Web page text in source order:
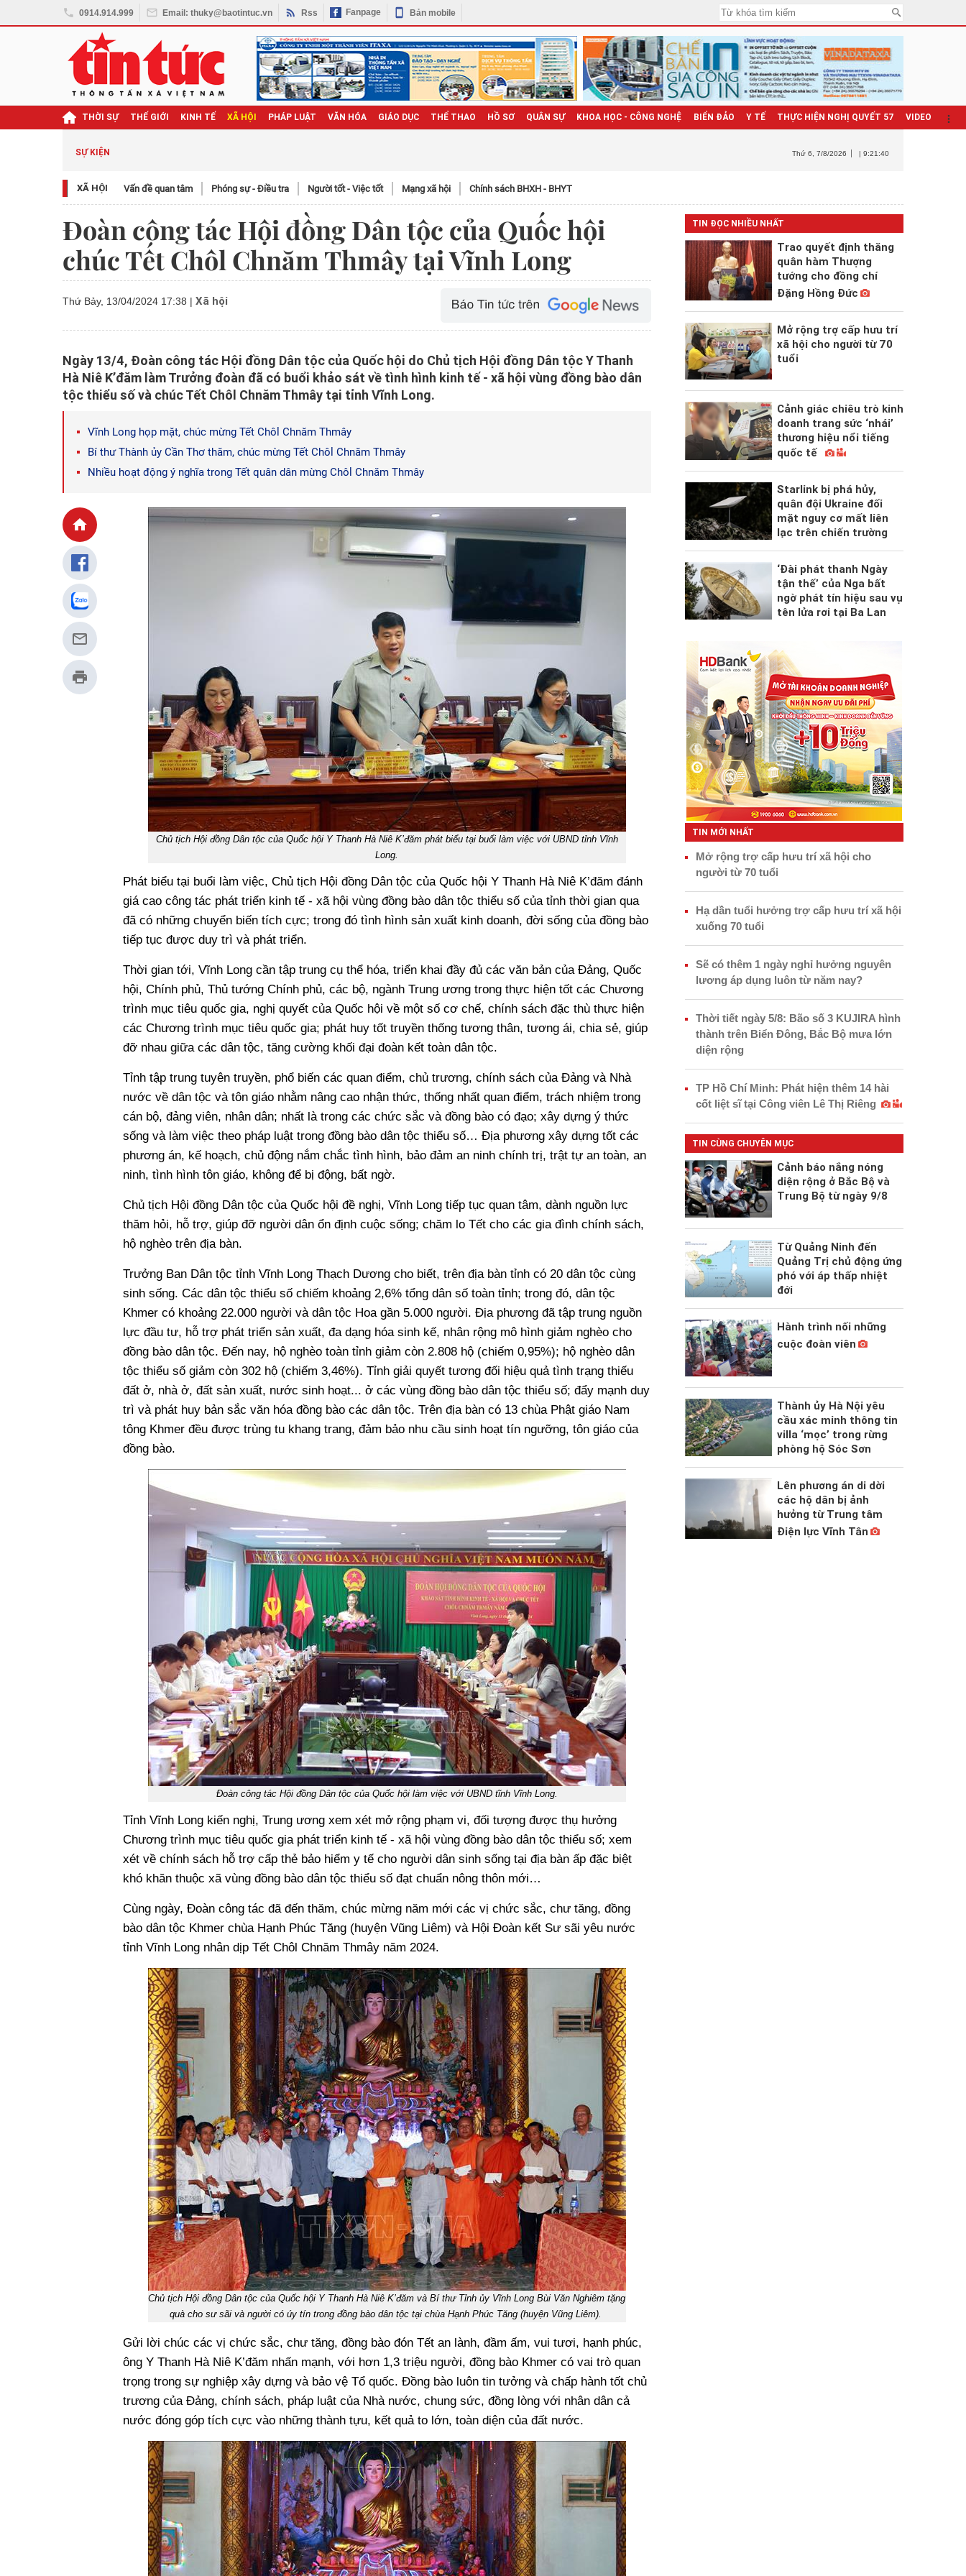
0914.914.999 Email: thuky@baotintuc.vn Rss Fanpage Bản mobile
THỜI SỰ THẾ GIỚI KINH TẾ XÃ HỘI PHÁP LUẬT VĂN HÓA GIÁO DỤC THỂ THAO HỒ SƠ QUÂN SỰ KHOA HỌC - CÔNG NGHỆ BIỂN ĐẢO Y TẾ THỰC HIỆN NGHỊ QUYẾT 57 VIDEO
SỰ KIỆN Thứ 6 , 7/8/2026 | 9:21:41
XÃ HỘI Vấn đề quan tâm Phóng sự - Điều tra Người tốt - Việc tốt Mạng xã hội Chính sách BHXH - BHYT
Đoàn công tác Hội đồng Dân tộc của Quốc hội
chúc Tết Chôl Chnăm Thmây tại Vĩnh Long
Thứ Bảy, 13/04/2024 17:38 | Xã hội
Ngày 13/4, Đoàn công tác Hội đồng Dân tộc của Quốc hội do Chủ tịch Hội đồng Dân tộc Y Thanh
Hà Niê K’đăm làm Trưởng đoàn đã có buổi khảo sát về tình hình kinh tế - xã hội vùng đồng bào dân
tộc thiểu số và chúc Tết Chôl Chnăm Thmây tại tỉnh Vĩnh Long.
Vĩnh Long họp mặt, chúc mừng Tết Chôl Chnăm Thmây
Bí thư Thành ủy Cần Thơ thăm, chúc mừng Tết Chôl Chnăm Thmây
Nhiều hoạt động ý nghĩa trong Tết quân dân mừng Chôl Chnăm Thmây
Chủ tịch Hội đồng Dân tộc của Quốc hội Y Thanh Hà Niê K’đăm phát biểu tại buổi làm việc với UBND tỉnh Vĩnh
Long.
Phát biểu tại buổi làm việc, Chủ tịch Hội đồng Dân tộc của Quốc hội Y Thanh Hà Niê K’đăm đánh
giá cao công tác phát triển kinh tế - xã hội vùng đồng bào dân tộc thiểu số của tỉnh thời gian qua
đã có những chuyển biến tích cực; trong đó tình hình sản xuất kinh doanh, đời sống của đồng bào
tiếp tục được duy trì và phát triển.
Thời gian tới, Vĩnh Long cần tập trung cụ thể hóa, triển khai đầy đủ các văn bản của Đảng, Quốc
hội, Chính phủ, Thủ tướng Chính phủ, các bộ, ngành Trung ương trong thực hiện tốt các Chương
trình mục tiêu quốc gia, nghị quyết của Quốc hội về một số cơ chế, chính sách đặc thù thực hiện
các Chương trình mục tiêu quốc gia; phát huy tốt truyền thống tương thân, tương ái, chia sẻ, giúp
đỡ nhau giữa các dân tộc, tăng cường khối đại đoàn kết toàn dân tộc.
Tỉnh tập trung tuyên truyền, phổ biến các quan điểm, chủ trương, chính sách của Đảng và Nhà
nước về dân tộc và tôn giáo nhằm nâng cao nhận thức, thống nhất quan điểm, trách nhiệm trong
cán bộ, đảng viên, nhân dân; nhất là trong các chức sắc và đồng bào có đạo; xây dựng ý thức
sống và làm việc theo pháp luật trong đồng bào dân tộc thiểu số… Địa phương xây dựng tốt các
phương án, kế hoạch, chủ động nắm chắc tình hình, bảo đảm an ninh chính trị, trật tự an toàn, an
ninh, tình hình tôn giáo, không để bị động, bất ngờ.
Chủ tịch Hội đồng Dân tộc của Quốc hội đề nghị, Vĩnh Long tiếp tục quan tâm, dành nguồn lực
thăm hỏi, hỗ trợ, giúp đỡ người dân ổn định cuộc sống; chăm lo Tết cho các gia đình chính sách,
hộ nghèo trên địa bàn.
Trưởng Ban Dân tộc tỉnh Vĩnh Long Thạch Dương cho biết, trên địa bàn tỉnh có 20 dân tộc cùng
sinh sống. Các dân tộc thiểu số chiếm khoảng 2,6% tổng dân số toàn tỉnh; trong đó, dân tộc
Khmer có khoảng 22.000 người và dân tộc Hoa gần 5.000 người. Địa phương đã tập trung nguồn
lực đầu tư, hỗ trợ phát triển sản xuất, đa dạng hóa sinh kế, nhân rộng mô hình giảm nghèo cho
đồng bào dân tộc. Đến nay, hộ nghèo toàn tỉnh giảm còn 2.808 hộ (chiếm 0,95%); hộ nghèo dân
tộc thiểu số giảm còn 302 hộ (chiếm 3,46%). Tỉnh giải quyết tương đối hiệu quả tình trạng thiếu
đất ở, nhà ở, đất sản xuất, nước sinh hoạt... ở các vùng đồng bào dân tộc thiểu số; đẩy mạnh duy
trì và phát huy bản sắc văn hóa đồng bào các dân tộc. Trên địa bàn có 13 chùa Phật giáo Nam
tông Khmer đều được trùng tu khang trang, đảm bảo nhu cầu sinh hoạt tín ngưỡng, tôn giáo của
đồng bào.
Đoàn công tác Hội đồng Dân tộc của Quốc hội làm việc với UBND tĩnh Vĩnh Long.
Tỉnh Vĩnh Long kiến nghị, Trung ương xem xét mở rộng phạm vi, đối tượng được thụ hưởng
Chương trình mục tiêu quốc gia phát triển kinh tế - xã hội vùng đồng bào dân tộc thiểu số; xem
xét về chính sách hỗ trợ cấp thẻ bảo hiểm y tế cho người dân sinh sống tại địa bàn ấp đặc biệt
khó khăn thuộc xã vùng đồng bào dân tộc thiểu số đạt chuẩn nông thôn mới…
Cùng ngày, Đoàn công tác đã đến thăm, chúc mừng năm mới các vị chức sắc, chư tăng, đồng
bào dân tộc Khmer chùa Hạnh Phúc Tăng (huyện Vũng Liêm) và Hội Đoàn kết Sư sãi yêu nước
tỉnh Vĩnh Long nhân dịp Tết Chôl Chnăm Thmây năm 2024.
Chủ tịch Hội đồng Dân tộc của Quốc hội Y Thanh Hà Niê K’đăm và Bí thư Tỉnh ủy Vĩnh Long Bùi Văn Nghiêm tặng
quà cho sư sãi và người có úy tín trong đồng bào dân tộc tại chùa Hạnh Phúc Tăng (huyện Vũng Liêm).
Gửi lời chúc các vị chức sắc, chư tăng, đồng bào đón Tết an lành, đầm ấm, vui tươi, hạnh phúc,
ông Y Thanh Hà Niê K’đăm nhấn mạnh, với hơn 1,3 triệu người, đồng bào Khmer có vai trò quan
trọng trong sự nghiệp xây dựng và bảo vệ Tổ quốc. Đồng bào luôn tin tưởng và chấp hành tốt chủ
trương của Đảng, chính sách, pháp luật của Nhà nước, chung sức, đồng lòng với nhân dân cả
nước đóng góp tích cực vào những thành tựu, kết quả to lớn, toàn diện của đất nước.
TIN ĐỌC NHIỀU NHẤT
Trao quyết định thăng
quân hàm Thượng
tướng cho đồng chí
Đặng Hồng Đức
Mở rộng trợ cấp hưu trí
xã hội cho người từ 70
tuổi
Cảnh giác chiêu trò kinh
doanh trang sức ‘nhái’
thương hiệu nổi tiếng
quốc tế
Starlink bị phá hủy,
quân đội Ukraine đối
mặt nguy cơ mất liên
lạc trên chiến trường
‘Đài phát thanh Ngày
tận thế’ của Nga bất
ngờ phát tín hiệu sau vụ
tên lửa rơi tại Ba Lan
TIN MỚI NHẤT
Mở rộng trợ cấp hưu trí xã hội cho
người từ 70 tuổi
Hạ dần tuổi hưởng trợ cấp hưu trí xã hội
xuống 70 tuổi
Sẽ có thêm 1 ngày nghỉ hưởng nguyên
lương áp dụng luôn từ năm nay?
Thời tiết ngày 5/8: Bão số 3 KUJIRA hình
thành trên Biển Đông, Bắc Bộ mưa lớn
diện rộng
TP Hồ Chí Minh: Phát hiện thêm 14 hài
cốt liệt sĩ tại Công viên Lê Thị Riêng
TIN CÙNG CHUYÊN MỤC
Cảnh báo nắng nóng
diện rộng ở Bắc Bộ và
Trung Bộ từ ngày 9/8
Từ Quảng Ninh đến
Quảng Trị chủ động ứng
phó với áp thấp nhiệt
đới
Hành trình nối những
cuộc đoàn viên
Thành ủy Hà Nội yêu
cầu xác minh thông tin
villa ‘mọc’ trong rừng
phòng hộ Sóc Sơn
Lên phương án di dời
các hộ dân bị ảnh
hưởng từ Trung tâm
Điện lực Vĩnh Tân